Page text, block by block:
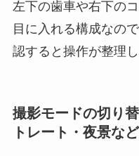
左下の歯車や右下の
目に入れる構成なの
認すると操作が整理
撮影モードの切り
トレート・夜景など